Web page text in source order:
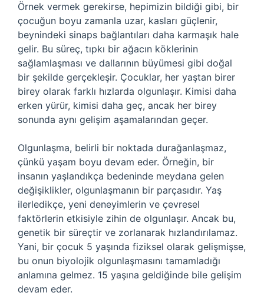
Örnek vermek gerekirse, hepimizin bildiği gibi, bir
çocuğun boyu zamanla uzar, kasları güçlenir,
beynindeki sinaps bağlantıları daha karmaşık hale
gelir. Bu süreç, tıpkı bir ağacın köklerinin
sağlamlaşması ve dallarının büyümesi gibi doğal
bir şekilde gerçekleşir. Çocuklar, her yaştan birer
birey olarak farklı hızlarda olgunlaşır. Kimisi daha
erken yürür, kimisi daha geç, ancak her birey
sonunda aynı gelişim aşamalarından geçer.
Olgunlaşma, belirli bir noktada durağanlaşmaz,
çünkü yaşam boyu devam eder. Örneğin, bir
insanın yaşlandıkça bedeninde meydana gelen
değişiklikler, olgunlaşmanın bir parçasıdır. Yaş
ilerledikçe, yeni deneyimlerin ve çevresel
faktörlerin etkisiyle zihin de olgunlaşır. Ancak bu,
genetik bir süreçtir ve zorlanarak hızlandırılamaz.
Yani, bir çocuk 5 yaşında fiziksel olarak gelişmişse,
bu onun biyolojik olgunlaşmasını tamamladığı
anlamına gelmez. 15 yaşına geldiğinde bile gelişim
devam eder.